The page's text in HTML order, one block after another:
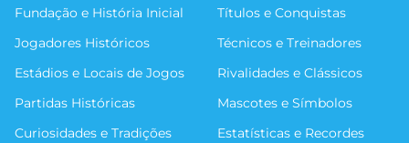
Fundação e História Inicial
Títulos e Conquistas
Jogadores Históricos
Técnicos e Treinadores
Estádios e Locais de Jogos
Rivalidades e Clássicos
Partidas Históricas
Mascotes e Símbolos
Curiosidades e Tradições
Estatísticas e Recordes